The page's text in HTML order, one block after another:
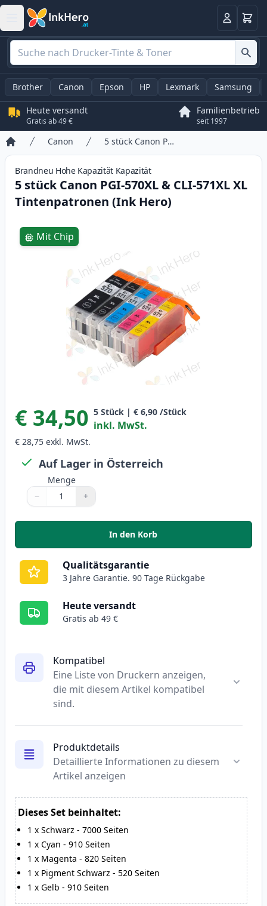
Anmelden
Brother Canon Epson HP Lexmark Samsung
Heute versandt
Gratis ab 49 €
Familienbetrieb
seit 1997
Startseite
Canon 5 stück Canon PGI-570XL & CLI-571XL XL Tintenpatronen (Ink Hero)
Brandneu Hohe Kapazität Kapazität
5 stück Canon PGI-570XL & CLI-571XL XL
Tintenpatronen (Ink Hero)
Kompatibel
Eine Liste von Druckern anzeigen,
die mit diesem Artikel kompatibel
sind.
Produktdetails
Detaillierte Informationen zu diesem
Artikel anzeigen
Dieses Set beinhaltet:
1 x Schwarz - 7000 Seiten
1 x Cyan - 910 Seiten
1 x Magenta - 820 Seiten
1 x Pigment Schwarz - 520 Seiten
1 x Gelb - 910 Seiten
Product information
Mit Chip
€ 34,50 5 Stück | € 6,90 /Stück
inkl. MwSt.
€ 28,75 exkl. MwSt.
Auf Lager in Österreich
Menge
Menge
Verwenden Sie die Tasten, um anzupassen
− +
Menge 1
In den Korb
, 5 stück Canon PGI-570XL &
Qualitätsgarantie
3 Jahre Garantie. 90 Tage Rückgabe
Heute versandt
Gratis ab 49 €